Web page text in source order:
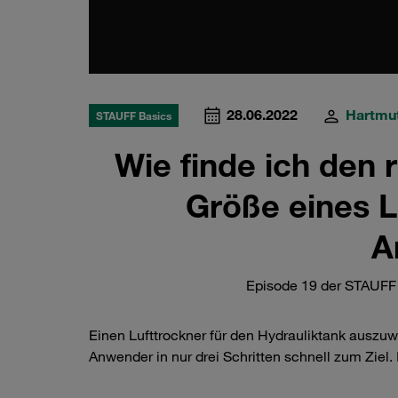
STAUFF Basics 28.06.2022
Wie finde ich den
Größe eines
Episode 19 der
Einen Lufttrockner für den Hydrauliktank
Anwender in nur drei Schritten schnell zum